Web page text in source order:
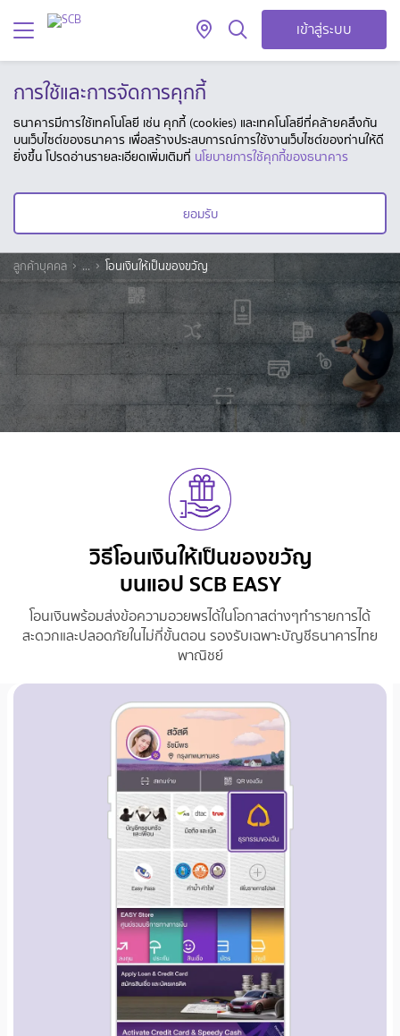
เข้าสู่ระบบ
การใช้และการจัดการคุกกี้
ธนาคารมีการใช้เทคโนโลยี เช่น คุกกี้ (cookies) และเทคโนโลยีที่คล้ายคลึงกัน
บนเว็บไซต์ของธนาคาร เพื่อสร้างประสบการณ์การใช้งานเว็บไซต์ของท่านให้ดี
ยิ่งขึ้น โปรดอ่านรายละเอียดเพิ่มเติมที่ นโยบายการใช้คุกกี้ของธนาคาร
ยอมรับ
ลูกค้าบุคคล ... โอนเงินให้เป็นของขวัญ
วิธีโอนเงินให้เป็นของขวัญ
บนแอป SCB EASY
โอนเงินพร้อมส่งข้อความอวยพรได้ในโอกาสต่างๆทำรายการได้
สะดวกและปลอดภัยในไม่กี่ขั้นตอน รองรับเฉพาะบัญชีธนาคารไทย
พาณิชย์